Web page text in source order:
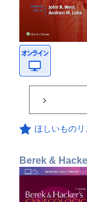
ほしいもの
Berek &